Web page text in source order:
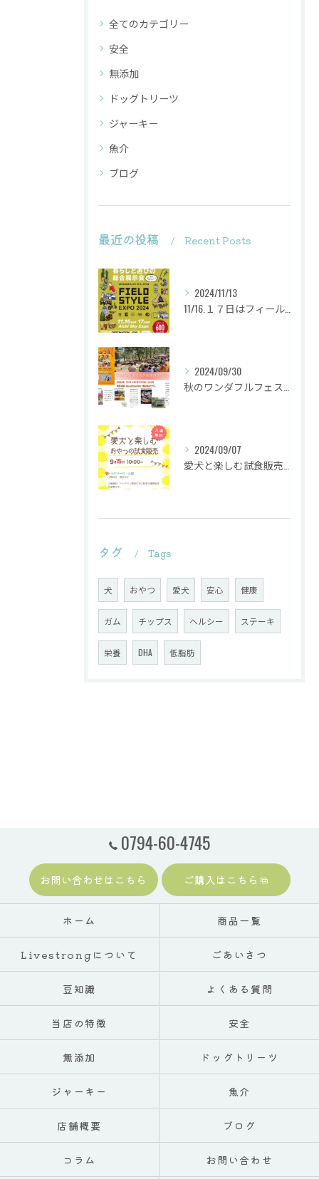
全てのカテゴリー
安全
無添加
ドッグトリーツ
ジャーキー
魚介
ブログ
最近の投稿 Recent Posts
2024/11/13
2024/09/30
2024/09/07
タグ Tags
犬 おやつ 愛犬 安心 健康
ガム チップス ヘルシー ステーキ
栄養 DHA 低脂肪
0794-60-4745
お問い合わせはこちら ご購入はこちら
ホーム 商品一覧
Livestrongについて ごあいさつ
豆知識 よくある質問
当店の特徴 安全
無添加 ドッグトリーツ
ジャーキー 魚介
店舗概要 ブログ
コラム お問い合わせ